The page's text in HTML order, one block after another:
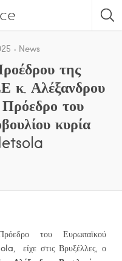
News
της
κ. Αλέξανδρου
του
κυρία
του Ευρωπαϊκού
, είχε στις Βρυξέλλες, ο